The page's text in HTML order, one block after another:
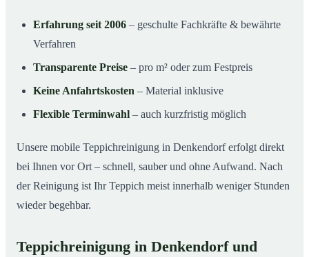
Erfahrung seit 2006 – geschulte Fachkräfte & bewährte
Verfahren
Transparente Preise – pro m² oder zum Festpreis
Keine Anfahrtskosten – Material inklusive
Flexible Terminwahl – auch kurzfristig möglich
Unsere mobile Teppichreinigung in Denkendorf erfolgt direkt
bei Ihnen vor Ort – schnell, sauber und ohne Aufwand. Nach
der Reinigung ist Ihr Teppich meist innerhalb weniger Stunden
wieder begehbar.
Teppichreinigung in Denkendorf und